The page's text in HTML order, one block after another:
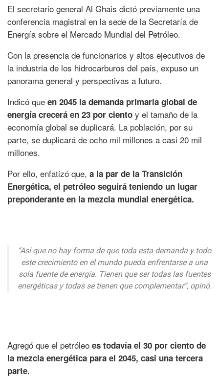
El secretario general Al Ghais dictó previamente una
conferencia magistral en la sede de la Secretaría de
Energía sobre el Mercado Mundial del Petróleo.
Con la presencia de funcionarios y altos ejecutivos de
la industria de los hidrocarburos del país, expuso un
panorama general y perspectivas a futuro.
Indicó que en 2045 la demanda primaria global de
energía crecerá en 23 por ciento y el tamaño de la
economía global se duplicará. La población, por su
parte, se duplicará de ocho mil millones a casi 20 mil
millones.
Por ello, enfatizó que, a la par de la Transición
Energética, el petróleo seguirá teniendo un lugar
preponderante en la mezcla mundial energética.
“Así que no hay forma de que toda esta demanda y todo
este crecimiento en el mundo pueda enfrentarse a una
sola fuente de energía. Tienen que ser todas las fuentes
energéticas y todas se tienen que complementar”, opinó.
Agregó que el petróleo es todavía el 30 por ciento de
la mezcla energética para el 2045, casi una tercera
parte.